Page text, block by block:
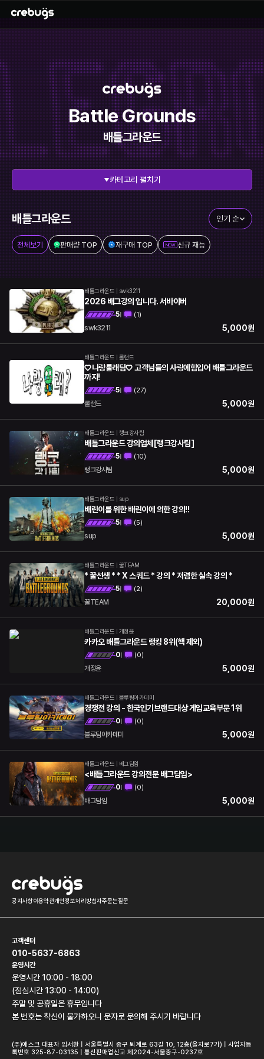
Battle Grounds
배틀그라운드
에이펙스레전드
이터널리턴 스타크래프트
메이플스토리 FC온라인
롤토체스 오버워치
히어로즈오브스톰
서든어택
기타
펼치기
배틀그라운드
전체보기 판매량 TOP 재구매 TOP NEW 신규 재능
인기 순
배틀그라운드 swk3211
2026 배그강의 입니다. 서바이버
5 (1)
swk3211 5,000원
배틀그라운드 롤랜드
♡나랑롤래팀♡ 고객님들의 사랑에힘입어 배틀그라운드
까지!
5 (27)
롤랜드 5,000원
배틀그라운드 랭크강사팀
배틀그라운드 강의업체[랭크강사팀]
5 (10)
랭크강사팀 5,000원
배틀그라운드 sup
배린이를 위한 배린이에 의한 강의!!
5 (5)
sup 5,000원
배틀그라운드 꿀TEAM
* 꿀선생 * * X 스쿼드 * 강의 * 저렴한 실속 강의 *
5 (2)
꿀TEAM 20,000원
배틀그라운드 개정윤
카카오 배틀그라운드 랭킹 8위(핵 제외)
0 (0)
개정윤 5,000원
배틀그라운드 블루팀아카데미
경쟁전 강의 - 한국인기브랜드대상 게임교육부문 1위
0 (0)
블루팀아카데미 5,000원
배틀그라운드 배그담임
<배틀그라운드 강의전문 배그담임>
0 (0)
배그담임 5,000원
공지사항이용약관개인정보처리방침자주묻는질문
고객센터
010-5637-6863
운영시간
운영시간 10:00 - 18:00
(점심시간 13:00 - 14:00)
주말 및 공휴일은 휴무입니다
본 번호는 착신이 불가하오니 문자로 문의해 주시기 바랍니다
(주)애스크 대표자 임서환 | 서울특별시 중구 퇴계로 63길 10, 12층(을지로7가) | 사업자등
록번호 325-87-03135 | 통신판매업신고 제2024-서울중구-0237호